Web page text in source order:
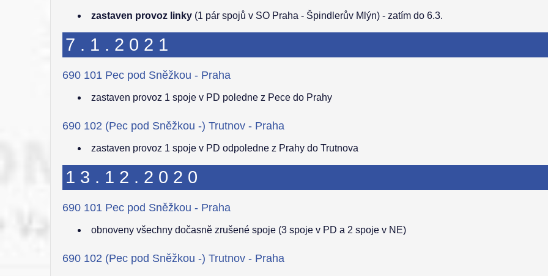
zastaven provoz linky (1 pár spojů v SO Praha - Špindlerův Mlýn) - zatím do 6.3.
7.1.2021
690 101 Pec pod Sněžkou - Praha
zastaven provoz 1 spoje v PD poledne z Pece do Prahy
690 102 (Pec pod Sněžkou -) Trutnov - Praha
zastaven provoz 1 spoje v PD odpoledne z Prahy do Trutnova
13.12.2020
690 101 Pec pod Sněžkou - Praha
obnoveny všechny dočasně zrušené spoje (3 spoje v PD a 2 spoje v NE)
690 102 (Pec pod Sněžkou -) Trutnov - Praha